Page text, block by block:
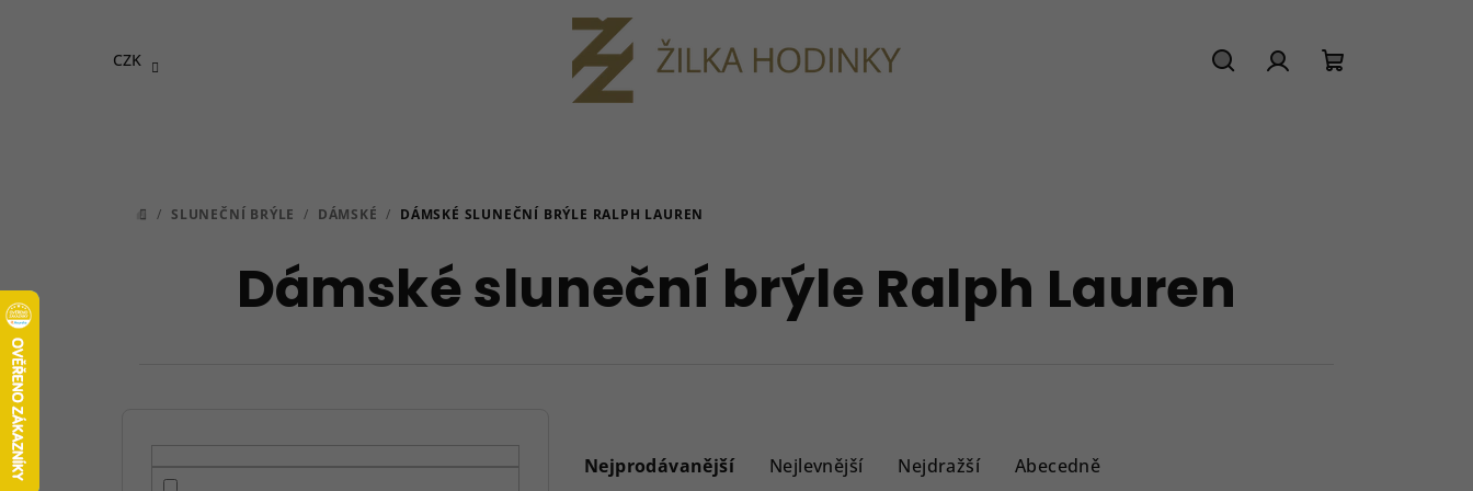
CZK
DOMŮ
/ SLUNEČNÍ BRÝLE / DÁMSKÉ / DÁMSKÉ SLUNEČNÍ BRÝLE RALPH LAUREN
Dámské sluneční brýle Ralph Lauren
a
Nejprodávanější Nejlevnější Nejdražší Abecedně